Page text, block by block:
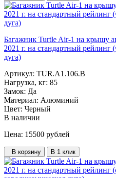
Багажник Turtle Air-1 на крышу
2021 г. на стандартный рейлинг
дуга)
Артикул: TUR.A1.106.B
Нагрузка, кг: 85
Замок: Да
Материал: Алюминий
Цвет: Черный
В наличии
Цена: 15500 рублей
В корзину В 1 клик